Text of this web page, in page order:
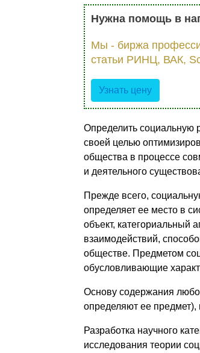
Нужна помощь в
Мы - биржа
статьи РИНЦ, ВАК,
Узнать цену
Определить социальную
своей целью
общества в процессе
и деятельного
Прежде всего,
определяет ее место в
объект, категориальный
взаимодействий,
обществе. Предметом
обусловливающие
Основу содержания
определяют ее
Разработка научного
исследования теории